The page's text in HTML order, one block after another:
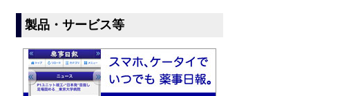
製品・サービス等